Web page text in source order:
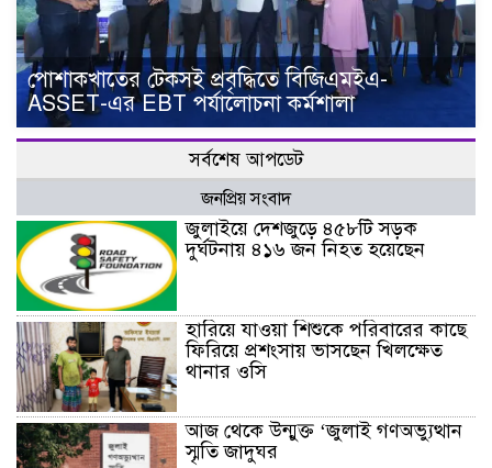
পোশাকখাতের টেকসই প্রবৃদ্ধিতে বিজিএমইএ-
ASSET-এর EBT পর্যালোচনা কর্মশালা
সর্বশেষ আপডেট
জনপ্রিয় সংবাদ
জুলাইয়ে দেশজুড়ে ৪৫৮টি সড়ক
দুর্ঘটনায় ৪১৬ জন নিহত হয়েছেন
হারিয়ে যাওয়া শিশুকে পরিবারের কাছে
ফিরিয়ে প্রশংসায় ভাসছেন খিলক্ষেত
থানার ওসি
আজ থেকে উন্মুক্ত ‘জুলাই গণঅভ্যুত্থান
স্মৃতি জাদুঘর